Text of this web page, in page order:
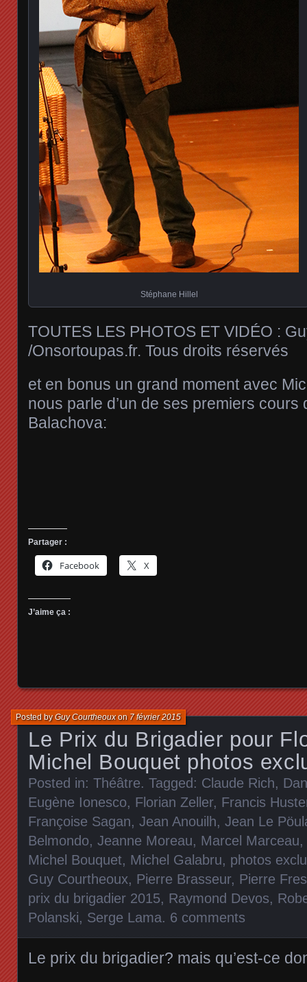
Stéphane Hillel
TOUTES LES PHOTOS ET VIDÉO :
/Onsortoupas.fr. Tous droits réservés
et en bonus un grand moment avec
nous parle d’un de ses premiers cours
Balachova:
Partager :
Facebook X
J’aime ça :
Le Prix du Brigadier pour
Michel Bouquet photos
Posted byGuy Courtheouxon 7 février 2015
Posted in: Théâtre. Tagged: Claude Rich,
Eugène Ionesco, Florian Zeller, Francis
Françoise Sagan, Jean Anouilh, Jean Le
Belmondo, Jeanne Moreau, Marcel Marceau,
Michel Bouquet, Michel Galabru, photos
Guy Courtheoux, Pierre Brasseur, Pierre
prix du brigadier 2015, Raymond Devos,
Polanski, Serge Lama. 6 comments
Le prix du brigadier? mais qu’est-ce